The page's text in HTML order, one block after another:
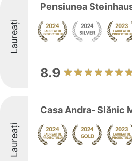
Laureați
Pensiunea
8.9
Laureați
Casa Andra- Slănic